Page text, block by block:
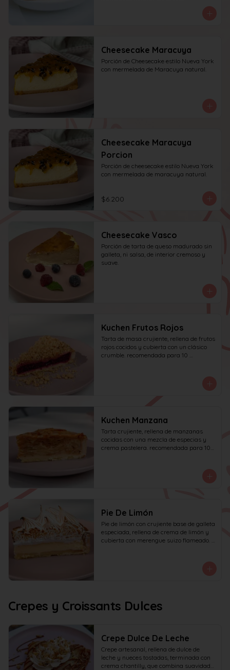
Cheesecake Maracuya
Porción de Cheesecake estilo Nueva York
con mermelada de Maracuya natural.
Cheesecake Maracuya
Porcion
Porción de cheesecake estilo Nueva York
con mermelada de maracuya natural.
$6.200
Cheesecake Vasco
Porción de tarta de queso madurado sin
galleta, ni salsa, de interior cremoso y
suave.
Kuchen Frutos Rojos
Tarta de masa crujiente, rellena de frutos
rojos cocidos y cubierta con un clásico
crumble. recomendada para 10
Kuchen Manzana
Tarta crujiente, rellena de manzanas
cocidas con una mezcla de especias y
crema pastelera. recomendada para 10
Pie De Limón
Pie de limón con crujiente base de galleta
especiada, rellena de crema de limón y
cubierta con merengue suizo flameado.
Crepes y Croissants Dulces
Crepe Dulce De Leche
Crepe artesanal, rellena de dulce de
leche y nueces tostadas, terminada con
crema chantilly, que combina suavidad